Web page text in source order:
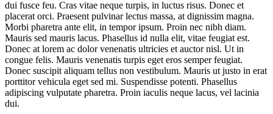
dui fusce feu. Cras vitae neque turpis, in luctus risus. Donec et
placerat orci. Praesent pulvinar lectus massa, at dignissim magna.
Morbi pharetra ante elit, in tempor ipsum. Proin nec nibh diam.
Mauris sed mauris lacus. Phasellus id nulla elit, vitae feugiat est.
Donec at lorem ac dolor venenatis ultricies et auctor nisl. Ut in
congue felis. Mauris venenatis turpis eget eros semper feugiat.
Donec suscipit aliquam tellus non vestibulum. Mauris ut justo in erat
porttitor vehicula eget sed mi. Suspendisse potenti. Phasellus
adipiscing vulputate pharetra. Proin iaculis neque lacus, vel lacinia
dui.